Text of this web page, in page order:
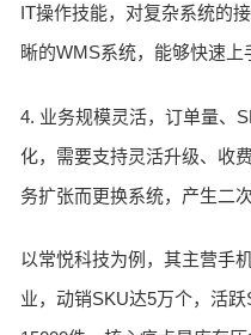
IT操作技能，对复杂系统的
晰的WMS系统，能够快速上
4. 业务规模灵活，订单量、
化，需要支持灵活升级、收
务扩张而更换系统，产生二
以常悦科技为例，其主营手
业，动销SKU达5万个，活